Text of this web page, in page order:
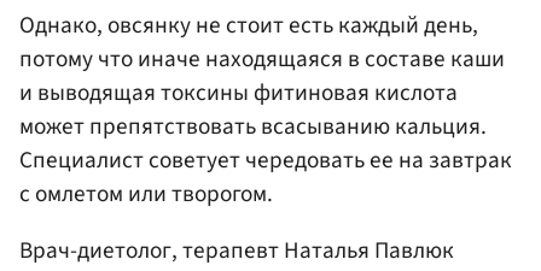
Однако, овсянку не стоит есть каждый день,
потому что иначе находящаяся в составе каши
и выводящая токсины фитиновая кислота
может препятствовать всасыванию кальция.
Специалист советует чередовать ее на завтрак
с омлетом или творогом.
Врач-диетолог, терапевт Наталья Павлюк